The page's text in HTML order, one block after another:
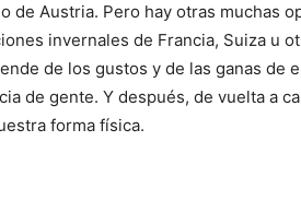
de Austria. Pero hay otras muchas
invernales de Francia, Suiza u
de los gustos y de las ganas de
de gente. Y después, de vuelta a
forma física.